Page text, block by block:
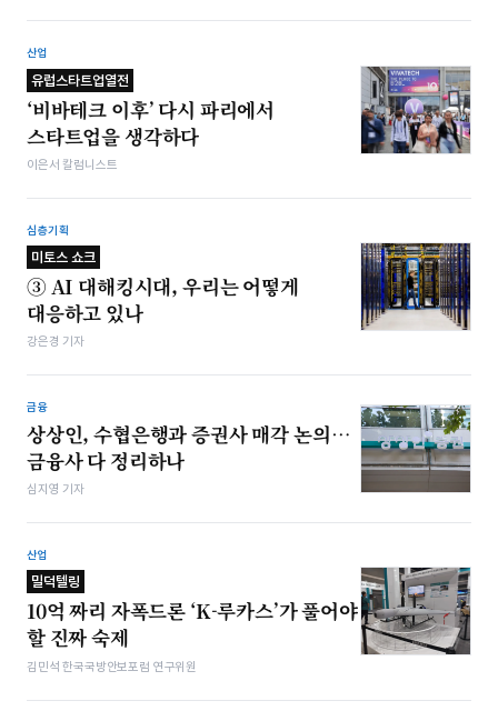
산업
유럽스타트업열전
‘비바테크 이후’ 다시 파리에서
스타트업을 생각하다
이은서 칼럼니스트
심층기획
미토스 쇼크
③ AI 대해킹시대, 우리는 어떻게
대응하고 있나
강은경 기자
금융
상상인, 수협은행과 증권사 매각 논의…
금융사 다 정리하나
심지영 기자
산업
밀덕텔링
10억 짜리 자폭드론 ‘K-루카스’가 풀어야
할 진짜 숙제
김민석 한국국방안보포럼 연구위원